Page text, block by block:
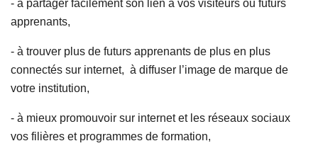
- à partager facilement son lien à vos visiteurs ou futurs
apprenants,
- à trouver plus de futurs apprenants de plus en plus
connectés sur internet, à diffuser l’image de marque de
votre institution,
- à mieux promouvoir sur internet et les réseaux sociaux
vos filières et programmes de formation,